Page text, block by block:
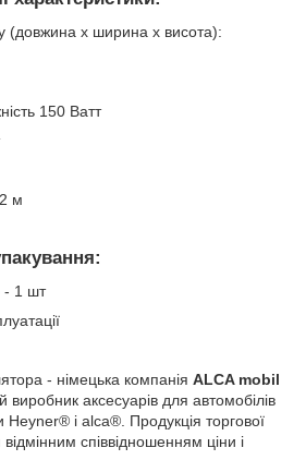
(довжина х ширина х висота):
150 Ватт
м
- 1 шт
- німецька компанія ALCA mobil
виробник аксесуарів для автомобілів
і аlca®. Продукція торгової
співвідношенням ціни і